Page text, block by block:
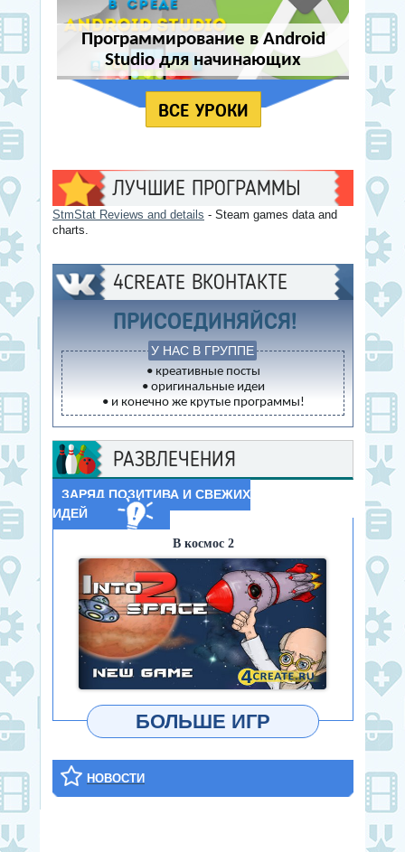
Программирование в Android
Studio для начинающих
ВСЕ УРОКИ
ЛУЧШИЕ ПРОГРАММЫ
StmStat Reviews and details - Steam games data and
charts.
4CREATE ВКОНТАКТЕ
ПРИСОЕДИНЯЙСЯ!
У НАС В ГРУППЕ
• креативные посты
• оригинальные идеи
• и конечно же крутые программы!
РАЗВЛЕЧЕНИЯ
ЗАРЯД ПОЗИТИВА И СВЕЖИХ
ИДЕЙ
В космос 2
ИГРАТЬ
БОЛЬШЕ ИГР
НОВОСТИ